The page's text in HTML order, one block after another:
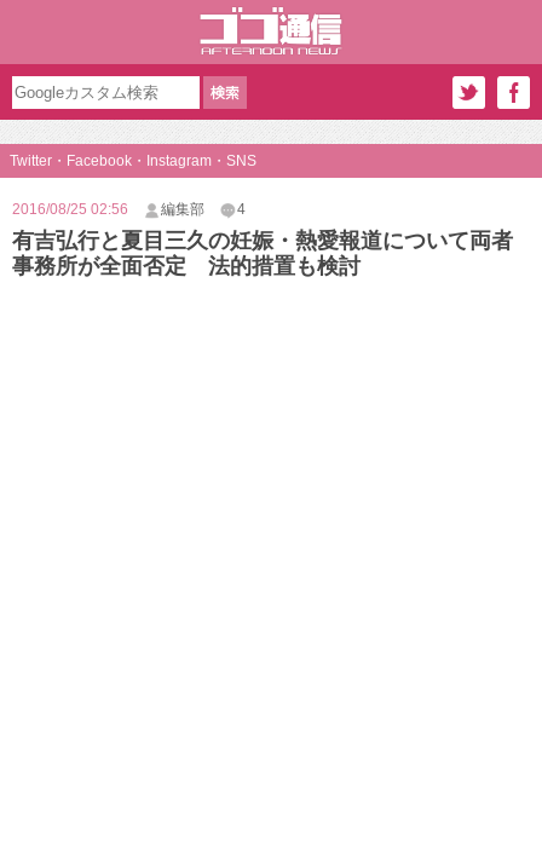
Twitter・Facebook・Instagram・SNS
2016/08/25 02:56 編集部 4
有吉弘行と夏目三久の妊娠・熱愛報道について両者
事務所が全面否定 法的措置も検討